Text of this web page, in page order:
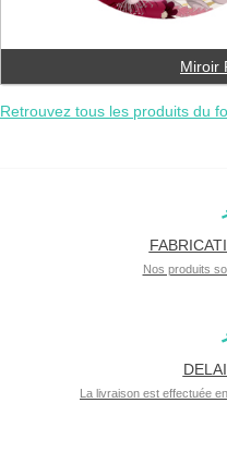
Miroir
Retrouvez tous les produits du
Nos produits
La livraison est effectuée